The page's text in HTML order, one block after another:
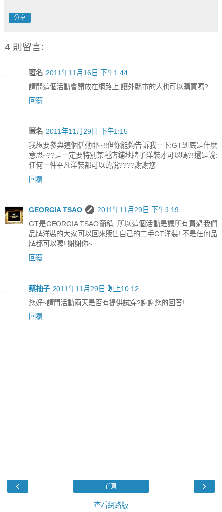
分享
4 則留言:
匿名 2011年11月16日 下午1:44
請問這個活動會開放在網路上,讓外縣市的人也可以購買嗎?
回覆
匿名 2011年11月29日 下午1:15
我想要參與這個佸動耶~!!但你能夠告訴我一下:GT到底是什麼
意思~??是一定要特別某種店鋪地牌子洋裝才可以嗎?!還是說:
任何一件平凡洋裝都可以的說????謝謝您
回覆
GEORGIA TSAO
2011年11月29日 下午3:19
GT是GEORGIA TSAO簡稱, 所以這個活動是讓所有買過我們
品牌洋裝的大家可以回來販售自己的二手GT洋裝! 不是任何品
牌都可以喔! 謝謝你~
回覆
蔡柚子 2011年11月29日 晚上10:12
您好~請問活動兩天是否有提供試穿?謝謝您的回答!
回覆
‹ ›
首頁
查看網路版